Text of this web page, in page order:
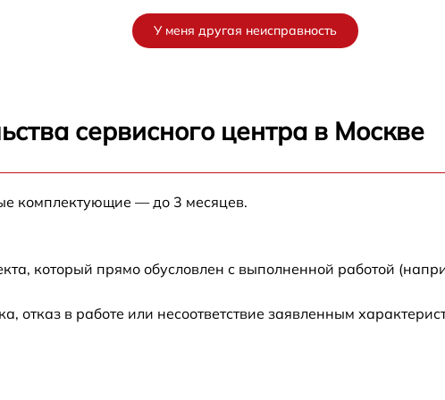
от 60 мин
от 60 мин
У меня другая неисправность
сервисного центра в Москве
комплектующие — до 3 месяцев.
который прямо обусловлен с выполненной работой
отказ в работе или несоответствие заявленным